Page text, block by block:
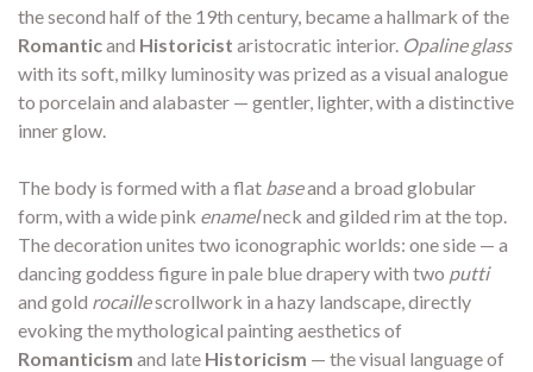
the second half of the 19th century, became a hallmark of the
Romanticand Historicist aristocratic interior. Opaline glass
with its soft, milky luminosity was prized as a visual analogue
to porcelain and alabaster — gentler, lighter, with a distinctive
inner glow.
The body is formed with a flat baseand a broad globular
form, with a wide pink enamelneck and gilded rim at the top.
The decoration unites two iconographic worlds: one side — a
dancing goddess figure in pale blue drapery with two putti
and gold rocaillescrollwork in a hazy landscape, directly
evoking the mythological painting aesthetics of
Romanticism and late Historicism — the visual language of